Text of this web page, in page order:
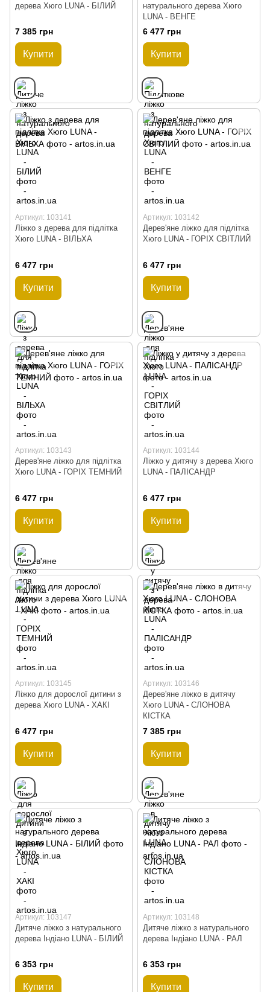
дерева Хюго LUNA - БІЛИЙ
7 385 грн
Купити
натурального дерева Хюго
LUNA - ВЕНГЕ
6 477 грн
Купити
Артикул: 103141
Ліжко з дерева для підлітка
Хюго LUNA - ВІЛЬХА
6 477 грн
Купити
Артикул: 103142
Дерев'яне ліжко для підлітка
Хюго LUNA - ГОРІХ СВІТЛИЙ
6 477 грн
Купити
Артикул: 103143
Дерев'яне ліжко для підлітка
Хюго LUNA - ГОРІХ ТЕМНИЙ
6 477 грн
Купити
Артикул: 103144
Ліжко у дитячу з дерева Хюго
LUNA - ПАЛІСАНДР
6 477 грн
Купити
Артикул: 103145
Ліжко для дорослої дитини з
дерева Хюго LUNA - ХАКІ
6 477 грн
Купити
Артикул: 103146
Дерев'яне ліжко в дитячу
Хюго LUNA - СЛОНОВА
КІСТКА
7 385 грн
Купити
Артикул: 103147
Дитяче ліжко з натурального
дерева Індіано LUNA - БІЛИЙ
6 353 грн
Купити
Артикул: 103148
Дитяче ліжко з натурального
дерева Індіано LUNA - РАЛ
6 353 грн
Купити